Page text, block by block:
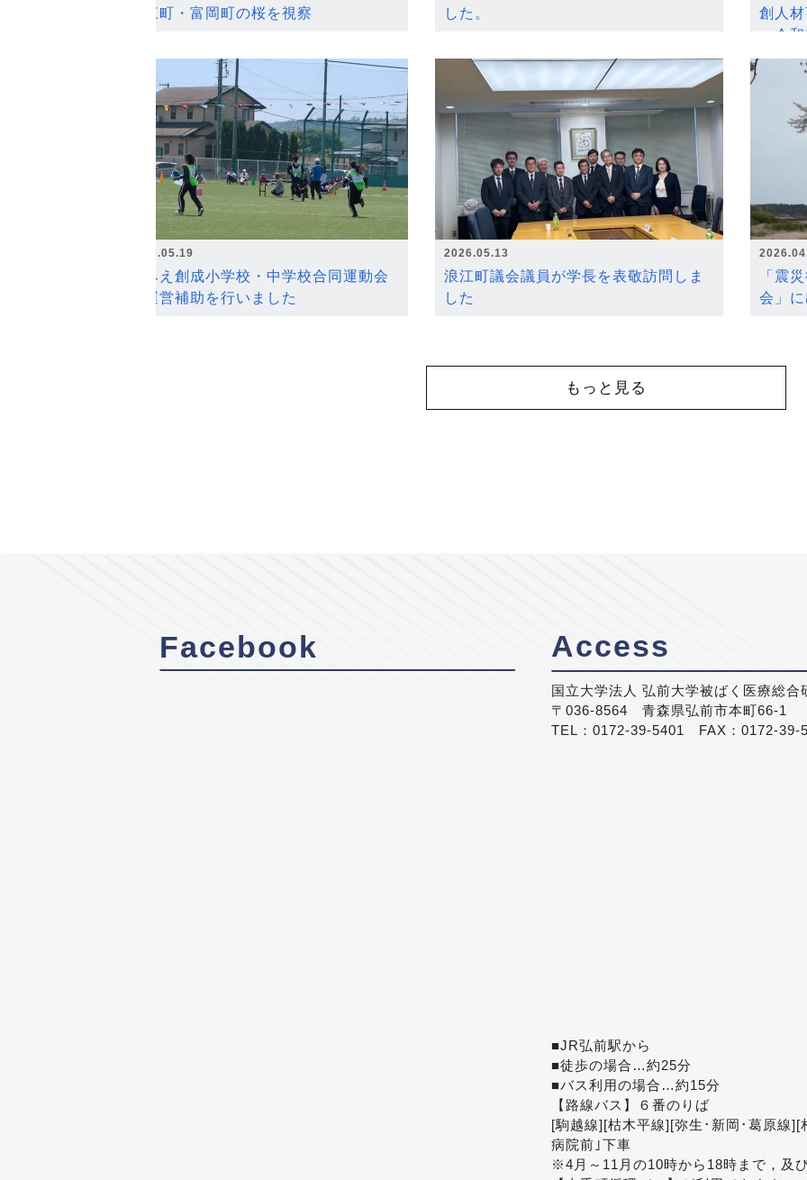
浪江町・富岡町の桜を視察
した。
創人
～令
2026.05.19
なみえ創成小学校・中学校合同運動会
の運営補助を行いました
2026.05.13
浪江町議会議員が学長を表敬訪問しま
した
「震
会」
もっと見る
Facebook Access
国立大学法人 弘前大学被ばく医療総合
〒036-8564 青森県弘前市本町66-1
TEL：0172-39-5401 FAX：0172-39-
■JR弘前駅から
■徒歩の場合…約25分
■バス利用の場合…約15分
【路線バス】６番のりば
[駒越線][枯木平線][弥生･新岡･葛原線
病院前｣下車
※4月～11月の10時から18時まで，及